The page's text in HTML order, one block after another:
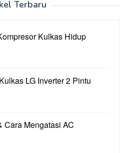
Terbaru
Kulkas Hidup
LG Inverter 2 Pintu
Cara Mengatasi AC